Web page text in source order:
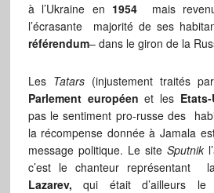
à l’Ukraine en 1954mais
l’écrasante majorité de ses
référendum– dans le giron de la
LesTatars(injustement traités
Parlement européen et les
pas le sentiment pro-russe des
la récompense donnée à Jamala
message politique. Le site Sputnik
c’est le chanteur représentant
Lazarev, qui était d’ailleurs le